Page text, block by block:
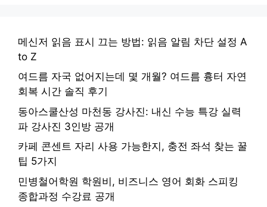
메신저 읽음 표시 끄는 방법: 읽음 알림 차단 설정 A
to Z
여드름 자국 없어지는데 몇 개월? 여드름 흉터 자연
회복 시간 솔직 후기
동아스쿨산성 마천동 강사진: 내신 수능 특강 실력
파 강사진 3인방 공개
카페 콘센트 자리 사용 가능한지, 충전 좌석 찾는 꿀
팁 5가지
민병철어학원 학원비, 비즈니스 영어 회화 스피킹
종합과정 수강료 공개